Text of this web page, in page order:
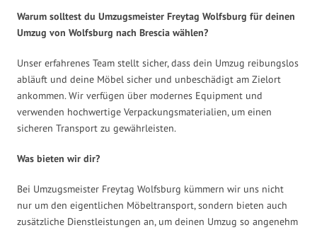
Warum solltest du Umzugsmeister Freytag Wolfsburg für deinen
Umzug von Wolfsburg nach Brescia wählen?
Unser erfahrenes Team stellt sicher, dass dein Umzug reibungslos
abläuft und deine Möbel sicher und unbeschädigt am Zielort
ankommen. Wir verfügen über modernes Equipment und
verwenden hochwertige Verpackungsmaterialien, um einen
sicheren Transport zu gewährleisten.
Was bieten wir dir?
Bei Umzugsmeister Freytag Wolfsburg kümmern wir uns nicht
nur um den eigentlichen Möbeltransport, sondern bieten auch
zusätzliche Dienstleistungen an, um deinen Umzug so angenehm